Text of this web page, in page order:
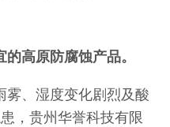
高原防腐蚀产品。
、湿度变化剧烈及酸
，贵州华誉科技有限